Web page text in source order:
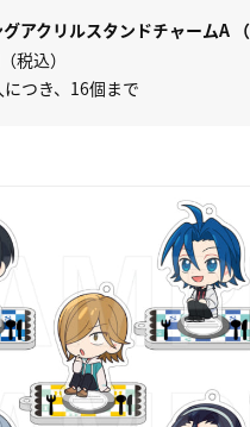
グアクリルスタンドチャームA （
税込）
つき、16個まで